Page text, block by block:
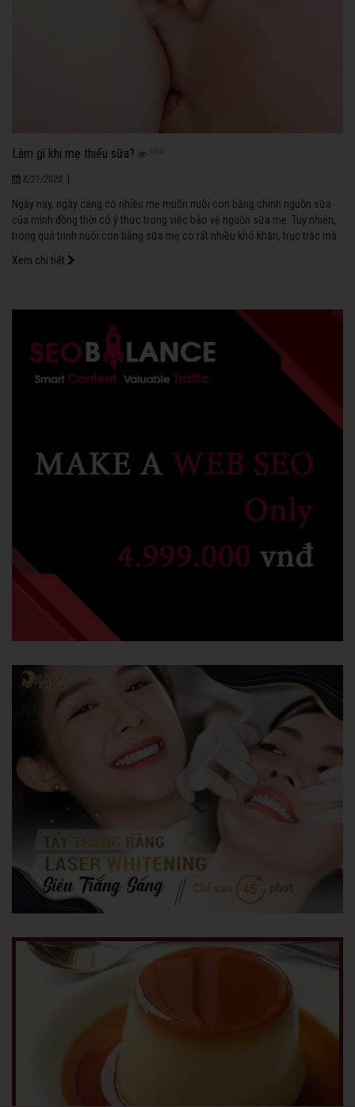
Làm gì khi mẹ thiếu sữa? 1041
8/21/2020
Ngày nay, ngày càng có nhiều mẹ muốn nuôi con bằng chính nguồn sữa
của mình đồng thời có ý thức trong việc bảo vệ nguồn sữa mẹ. Tuy nhiên,
trong quá trình nuôi con bằng sữa mẹ có rất nhiều khó khăn, trục trặc mà
tế hoặc những người xung quanh thì bà mẹ rất dễ mất niềm tin vào sữa mẹ
Xem chi tiết